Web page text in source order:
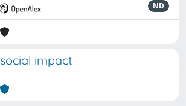
ND
social impact